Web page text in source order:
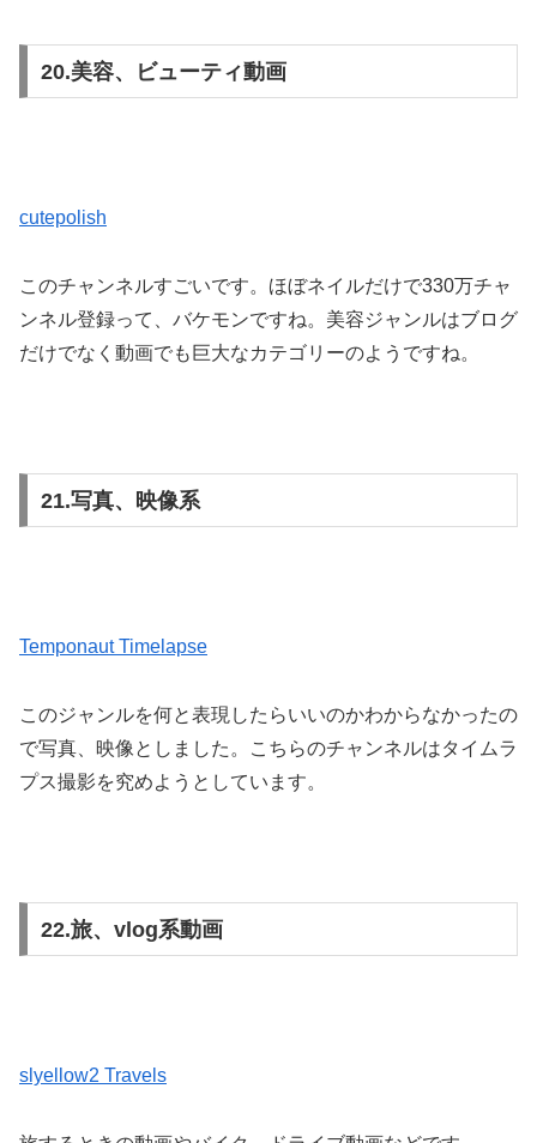
20.美容、ビューティ動画
cutepolish
このチャンネルすごいです。ほぼネイルだけで330万チャ
ンネル登録って、バケモンですね。美容ジャンルはブログ
だけでなく動画でも巨大なカテゴリーのようですね。
21.写真、映像系
Temponaut Timelapse
このジャンルを何と表現したらいいのかわからなかったの
で写真、映像としました。こちらのチャンネルはタイムラ
プス撮影を究めようとしています。
22.旅、vlog系動画
slyellow2 Travels